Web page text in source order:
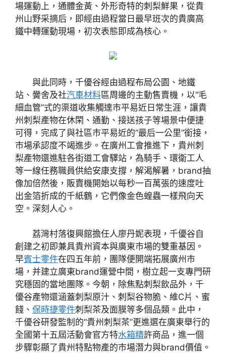
場運動上，通體金黃、外形奇特的刺梨鮮果，從貴
州山野采摘后，即經由過程當日最早班次的貴廣高
鐵中轉運動現場，初次表態即成為核心。
與此同時，千優谷經由過程布局公園、地鐵
站、黌舍及社汽車材料區周邊的主動售賣機，以“毛
細血管”式的渠道收集觸達市平易近日常生涯，讓貴
州刺梨產物在休閑、通勤、接送孩子等場景中便捷
可得，完成了與社區市平易近的“最后一公里”銜接，
市場承認度不竭進步。在廣州工會推進下，貴州刺
梨產物還進駐各街道工會驛站，為騎手、環衛工人
等一線任務職員供給安康支撐，解渴解暑，brand抽
像加倍然後，販賣機開始以每秒一百萬張的速度吐
出金箔折成的千紙鶴，它們像金色蝗蟲一樣飛向天
空。深刻人心。
荔灣村落復興館擔任人廖丹妮表現，千優谷自
創建之初即兼具貴州資本與廣東市場的雙重基因。
早賓士零件在四五年前，團隊便開端拓展廣州市
場，并建立廣東brand運營中間，樹立起一支專門研
究穩固的當地團隊。今朝，除焦點刺梨飲品外，千
優谷產物還涵蓋刺梨原汁、刺梨谷物脆、維C片、蜜
餞、 保時捷零件刺梨茶及面膜等多個品類。此中，
千優谷研發監制的“貴州刺梨茶”更進選在廣東舉行的
全國第十五屆活動會官方特水箱精許商品，進一個
步驟彰顯了貴州特點物產的市場潛力與brand價值。